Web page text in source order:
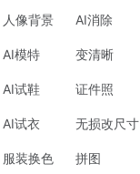
人像背景
AI模特
AI试鞋
AI试衣
服装换色
AI消除
变清晰
证件照
无损改尺寸
拼图